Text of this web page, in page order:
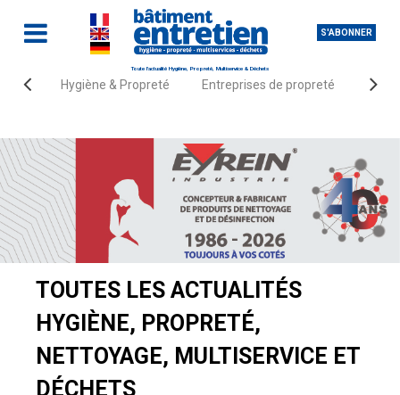
S'ABONNER
Toute l'actualité Hygiène, Propreté, Multiservice & Déchets
Hygiène & Propreté Entreprises de propreté
Accueil Actualités
TOUTES LES ACTUALITÉS
HYGIÈNE, PROPRETÉ,
NETTOYAGE, MULTISERVICE ET
DÉCHETS